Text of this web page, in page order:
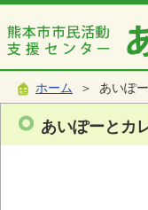
ホーム ＞ あいぽ
あいぽーとカ